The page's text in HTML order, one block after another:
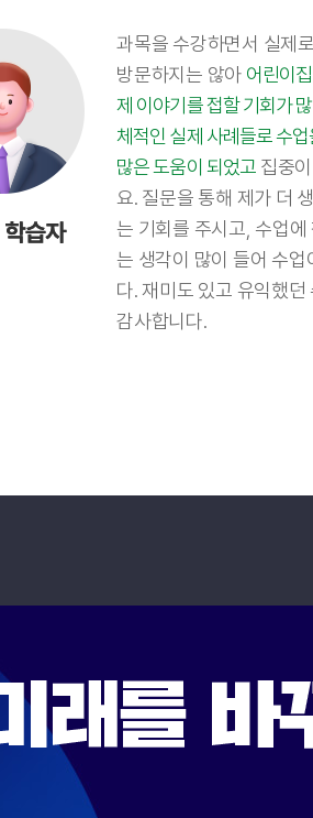
과목을 수강하면서 실제
방문하지는 않아 어린이
제 이야기를 접할 기회가
체적인 실제 사례들로 수
많은 도움이 되었고 집중
요. 질문을 통해 제가 더
는 기회를 주시고, 수업
는 생각이 많이 들어 수업
다. 재미도 있고 유익했던
감사합니다.